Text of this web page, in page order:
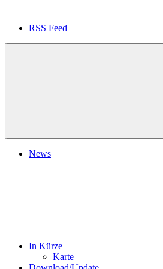
RSS Feed
News
In Kürze
Karte